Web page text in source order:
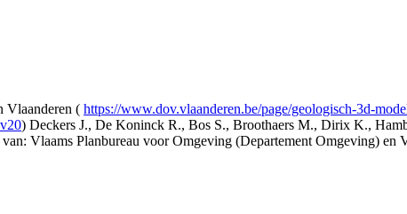
Vlaanderen ( https://www.dov.vlaanderen.be/page/geologisch-3d-
) Deckers J., De Koninck R., Bos S., Broothaers M., Dirix K.,
Vlaams Planbureau voor Omgeving (Departement Omgeving)